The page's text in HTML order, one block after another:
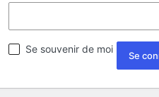
Se souvenir de moi